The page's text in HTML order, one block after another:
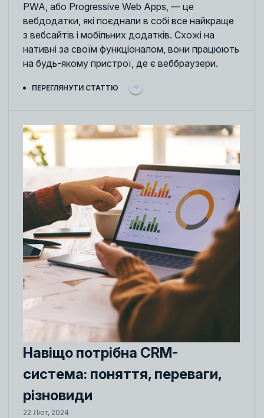
PWA, або Progressive Web Apps, — це
вебдодатки, які поєднали в собі все найкраще
з вебсайтів і мобільних додатків. Схожі на
нативні за своїм функціоналом, вони працюють
на будь-якому пристрої, де є веббраузери.
ПЕРЕГЛЯНУТИ СТАТТЮ
Навіщо потрібна CRM-
система: поняття, переваги,
різновиди
22 Лют, 2024